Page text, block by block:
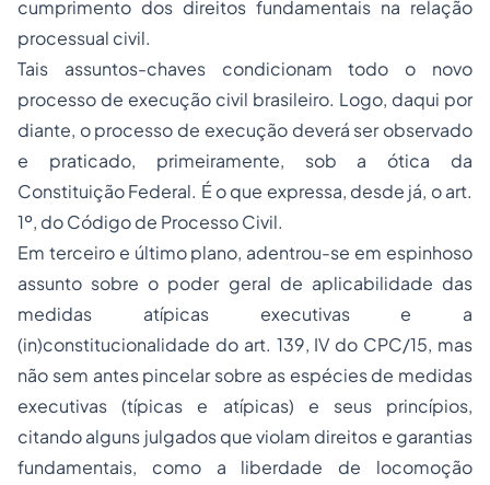
cumprimento dos direitos fundamentais na relação
processual civil.
Tais assuntos-chaves condicionam todo o novo
processo de execução civil brasileiro. Logo, daqui por
diante, o processo de execução deverá ser observado
e praticado, primeiramente, sob a ótica da
Constituição Federal. É o que expressa, desde já, o art.
1º, do Código de Processo Civil.
Em terceiro e último plano, adentrou-se em espinhoso
assunto sobre o poder geral de aplicabilidade das
medidas atípicas executivas e a
(in)constitucionalidade do art. 139, IV do CPC/15, mas
não sem antes pincelar sobre as espécies de medidas
executivas (típicas e atípicas) e seus princípios,
citando alguns julgados que violam direitos e garantias
fundamentais, como a liberdade de locomoção